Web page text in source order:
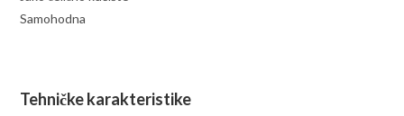
Samohodna
Tehničke karakteristike